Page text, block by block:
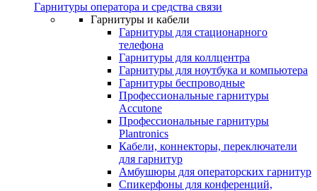
Гарнитуры оператора и средства связи
Гарнитуры и кабели
Гарнитуры для стационарного
телефона
Гарнитуры для коллцентра
Гарнитуры для ноутбука и компьютера
Гарнитуры беспроводные
Профессиональные гарнитуры
Accutone
Профессиональные гарнитуры
Plantronics
Кабели, коннекторы, переключатели
для гарнитур
Амбушюры для операторских гарнитур
Cпикерфоны для конференций,